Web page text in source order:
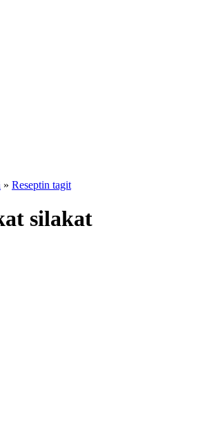
» Reseptin tagit
silakat